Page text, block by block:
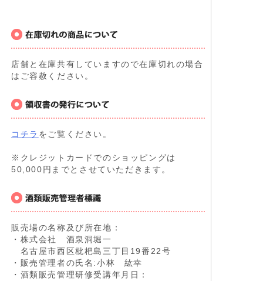
店舗と在庫共有していますので在庫切れの場合
はご容赦ください。
コチラ をご覧ください。
※クレジットカードでのショッピングは
50,000円までとさせていただきます。
販売場の名称及び所在地：
・株式会社 酒泉洞堀一
名古屋市西区枇杷島三丁目19番22号
・販売管理者の氏名:小林 紘幸
・酒類販売管理研修受講年月日：